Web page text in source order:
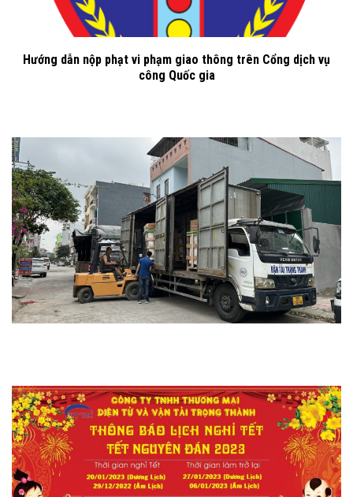
Hướng dẫn nộp phạt vi phạm giao thông trên Cổng dịch vụ
công Quốc gia